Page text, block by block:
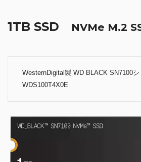
1TB SSD NVMe M.2
WesternDigital製 WD BLACK SN7100
WDS100T4X0E